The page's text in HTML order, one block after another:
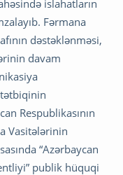
islahatların
Fərmana
dəstəklənməsi,
davam
Respublikasının
Vasitələrinin
“Azərbaycan
publik hüquqi